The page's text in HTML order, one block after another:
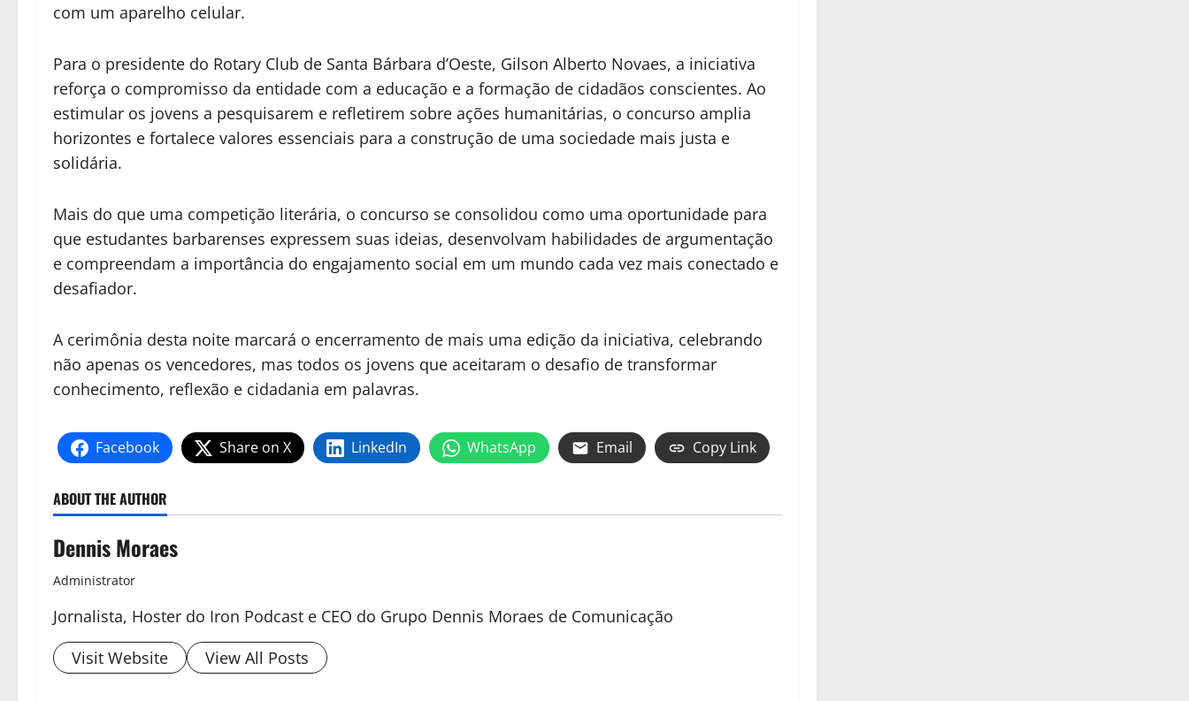
com um aparelho celular.
Para o presidente do Rotary Club de Santa Bárbara d’Oeste, Gilson Alberto Novaes, a iniciativa
reforça o compromisso da entidade com a educação e a formação de cidadãos conscientes. Ao
estimular os jovens a pesquisarem e refletirem sobre ações humanitárias, o concurso amplia
horizontes e fortalece valores essenciais para a construção de uma sociedade mais justa e
solidária.
Mais do que uma competição literária, o concurso se consolidou como uma oportunidade para
que estudantes barbarenses expressem suas ideias, desenvolvam habilidades de argumentação
e compreendam a importância do engajamento social em um mundo cada vez mais conectado e
desafiador.
A cerimônia desta noite marcará o encerramento de mais uma edição da iniciativa, celebrando
não apenas os vencedores, mas todos os jovens que aceitaram o desafio de transformar
conhecimento, reflexão e cidadania em palavras.
Facebook Share on X LinkedIn WhatsApp Email Copy Link
ABOUT THE AUTHOR
Dennis Moraes
Administrator
Jornalista, Hoster do Iron Podcast e CEO do Grupo Dennis Moraes de Comunicação
Visit Website
View All Posts